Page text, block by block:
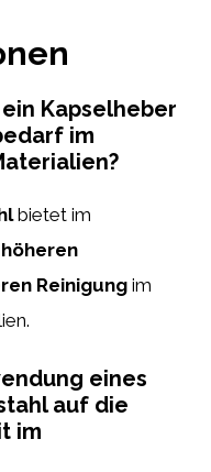
Kapselheber
im
bietet im
höheren
Reinigung im
eines
auf die
im